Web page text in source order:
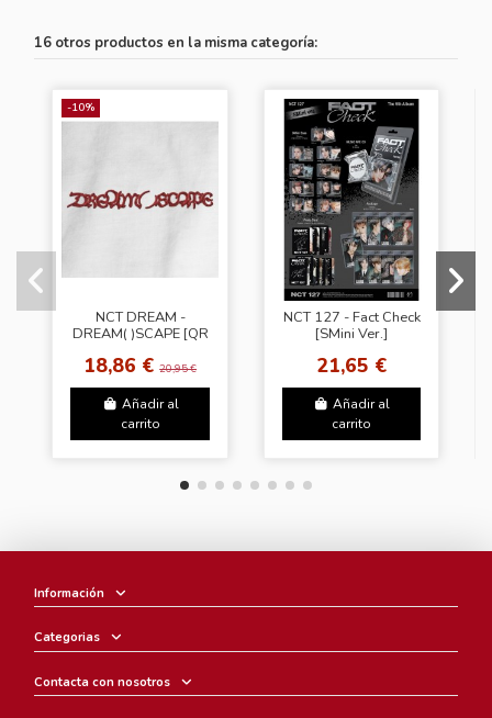
16 otros productos en la misma categoría:
-10%
NCT DREAM -
DREAM( )SCAPE [QR
18,86 €20,95 €
Añadir al
carrito
NCT 127 - Fact Check
[SMini Ver.]
21,65 €
Añadir al
carrito
Información
Categorias
Contacta con nosotros